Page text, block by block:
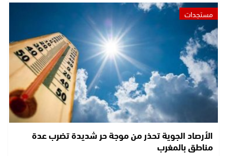
مستجدات
الأرصاد الجوية تحذر من موجة حر شديدة تضرب عدة
مناطق بالمغرب